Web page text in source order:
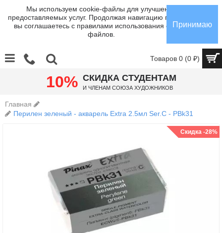
Мы используем cookie-файлы для улучшения
предоставляемых услуг. Продолжая навигацию по сайту,
вы соглашаетесь с правилами использования cookie-
файлов.
Принимаю
Товаров 0 (0 ₽)
10% СКИДКА СТУДЕНТАМ
И членам Союза Художников
Главная
Перилен зеленый - акварель Extra 2.5мл Ser.C - PBk31
Скидка -28%